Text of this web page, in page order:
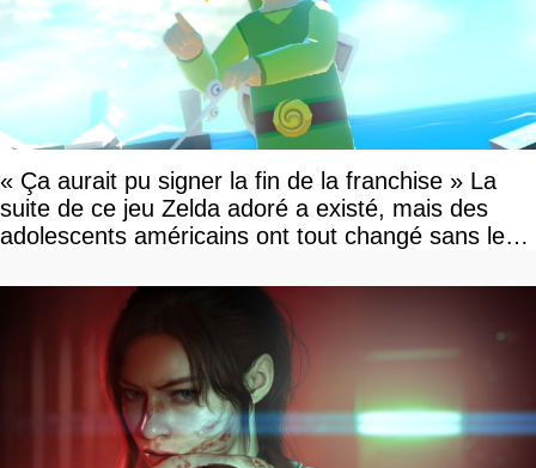
« Ça aurait pu signer la fin de la franchise » La
suite de ce jeu Zelda adoré a existé, mais des
adolescents américains ont tout changé sans le